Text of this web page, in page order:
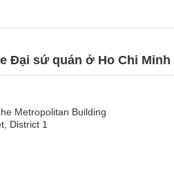
Đại sứ quán ở Ho Chi Minh
Metropolitan Building
District 1